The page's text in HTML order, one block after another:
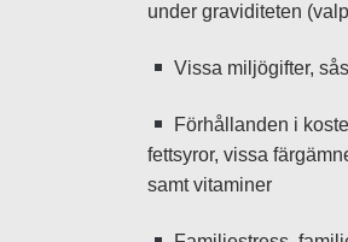
under graviditeten
Vissa miljögifter,
Förhållanden i
fettsyror, vissa
samt vitaminer